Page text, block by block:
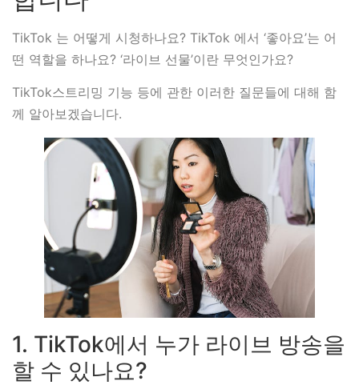
TikTok 는 어떻게 시청하나요? TikTok 에서 ‘좋아요’는 어
떤 역할을 하나요? ‘라이브 선물’이란 무엇인가요?
TikTok스트리밍 기능 등에 관한 이러한 질문들에 대해 함
께 알아보겠습니다.
1. TikTok에서 누가 라이브 방송을
할 수 있나요?